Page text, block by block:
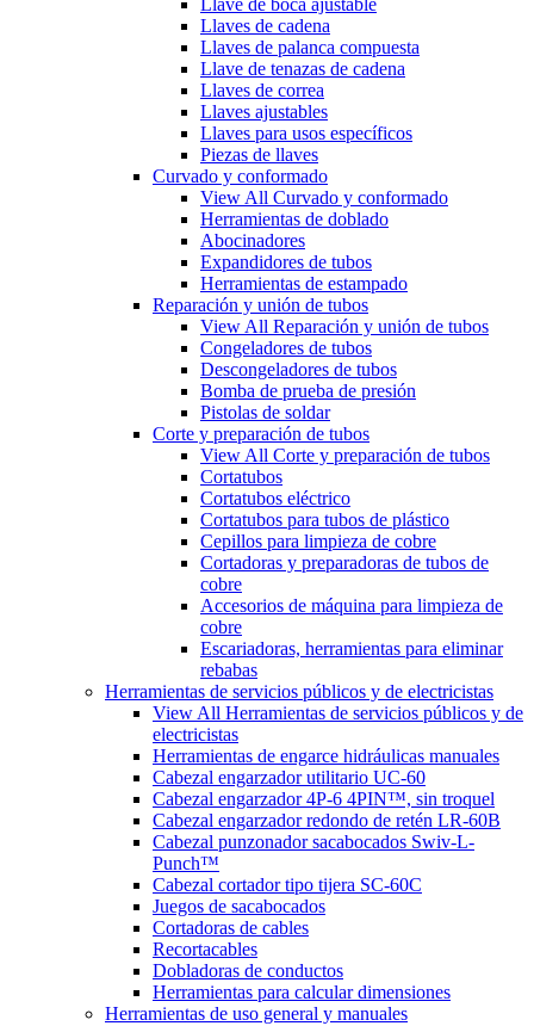
Llave de boca ajustable
Llaves de cadena
Llaves de palanca compuesta
Llave de tenazas de cadena
Llaves de correa
Llaves ajustables
Llaves para usos específicos
Piezas de llaves
Curvado y conformado
View All Curvado y conformado
Herramientas de doblado
Abocinadores
Expandidores de tubos
Herramientas de estampado
Reparación y unión de tubos
View All Reparación y unión de tubos
Congeladores de tubos
Descongeladores de tubos
Bomba de prueba de presión
Pistolas de soldar
Corte y preparación de tubos
View All Corte y preparación de tubos
Cortatubos
Cortatubos eléctrico
Cortatubos para tubos de plástico
Cepillos para limpieza de cobre
Cortadoras y preparadoras de tubos de
cobre
Accesorios de máquina para limpieza de
cobre
Escariadoras, herramientas para eliminar
rebabas
Herramientas de servicios públicos y de electricistas
View All Herramientas de servicios públicos y de
electricistas
Herramientas de engarce hidráulicas manuales
Cabezal engarzador utilitario UC-60
Cabezal engarzador 4P-6 4PIN™, sin troquel
Cabezal engarzador redondo de retén LR-60B
Cabezal punzonador sacabocados Swiv-L-
Punch™
Cabezal cortador tipo tijera SC-60C
Juegos de sacabocados
Cortadoras de cables
Recortacables
Dobladoras de conductos
Herramientas para calcular dimensiones
Herramientas de uso general y manuales